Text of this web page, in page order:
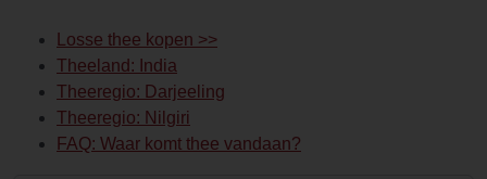
Losse thee kopen >>
Theeland: India
Theeregio: Darjeeling
Theeregio: Nilgiri
FAQ: Waar komt thee vandaan?